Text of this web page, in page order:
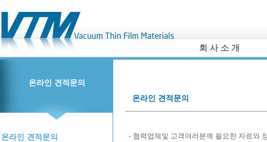
회 사 소 개
온라인 견적문의
온라인 견적문의
온라인 견적문의
- 협력업체및 고객여러분께 필요한 자료와